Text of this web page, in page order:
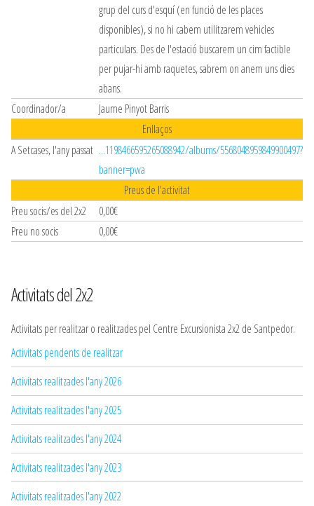
grup del curs d'esquí (en funció de les places
disponibles), si no hi cabem utilitzarem vehicles
particulars. Des de l'estació buscarem un cim factible
per pujar-hi amb raquetes, sabrem on anem uns dies
abans.
Coordinador/a
Jaume Pinyot Barris
Enllaços
A Setcases, l'any passat ...1198466595265088942/albums/5568048959849900497?
banner=pwa
Preus de l'activitat
Preu socis/es del 2x2
0,00€
Preu no socis
0,00€
Activitats del 2x2
Activitats per realitzar o realitzades pel Centre Excursionista 2x2 de Santpedor.
Activitats pendents de realitzar
Activitats realitzades l'any 2026
Activitats realitzades l'any 2025
Activitats realitzades l'any 2024
Activitats realitzades l'any 2023
Activitats realitzades l'any 2022